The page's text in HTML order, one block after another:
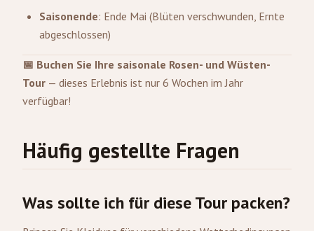
Saisonende: Ende Mai (Blüten verschwunden, Ernte
abgeschlossen)
📅 Buchen Sie Ihre saisonale Rosen- und Wüsten-
Tour — dieses Erlebnis ist nur 6 Wochen im Jahr
verfügbar!
Häufig gestellte Fragen
Was sollte ich für diese Tour packen?